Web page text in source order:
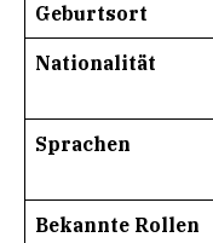
Geburtsort
Nationalität
Sprachen
Bekannte Rollen